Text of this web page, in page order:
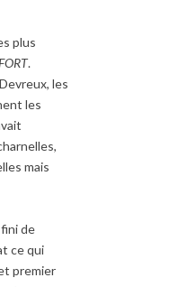
plus
.
les
les
mais
de
ce qui
premier